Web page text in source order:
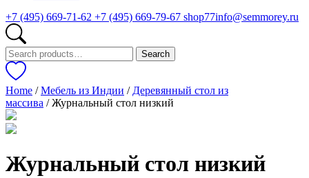
+7 (495) 669-71-62 +7 (495) 669-79-67 shop77info@semmorey.ru
Search
for:
Search
Home /Мебель из Индии / Деревянный стол из
массива / Журнальный стол низкий
Журнальный стол низкий